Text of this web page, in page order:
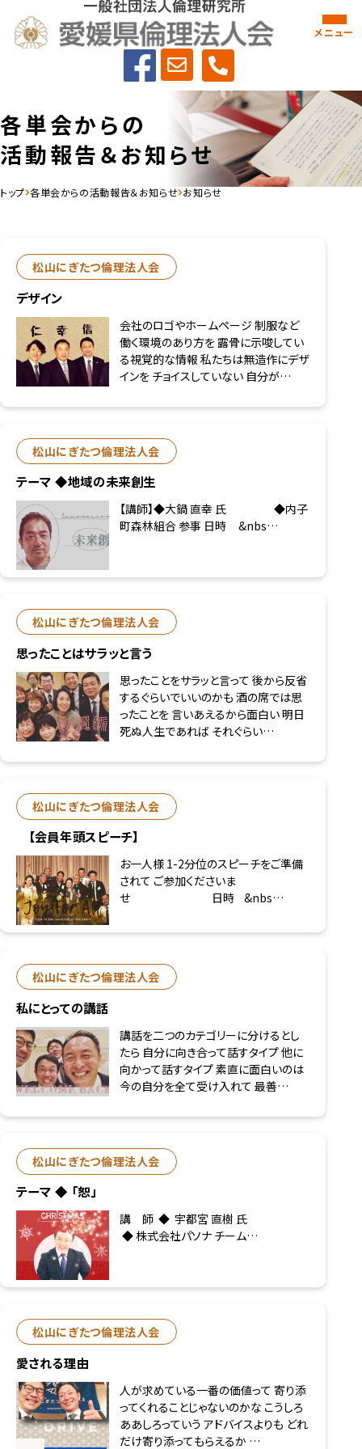
メニュー
各単会からの
活動報告＆お知らせ
トップ 各単会からの活動報告＆お知らせ お知らせ
松山にぎたつ倫理法人会
デザイン
会社のロゴやホームページ 制服など
働く環境のあり方を 露骨に示唆してい
る視覚的な情報 私たちは無造作にデザ
インを チョイスしていない 自分が…
松山にぎたつ倫理法人会
テーマ ◆地域の未来創生
【講師】◆大鍋 直幸 氏 ◆内子
町森林組合 参事 日時 &nbs…
松山にぎたつ倫理法人会
思ったことはサラッと言う
思ったことをサラッと言って 後から反省
するぐらいでいいのかも 酒の席では思
ったことを 言いあえるから面白い 明日
死ぬ人生であれば それぐらい…
松山にぎたつ倫理法人会
【会員年頭スピーチ】
お一人様 1-2分位のスピーチをご準備
されて ご参加くださいま
せ 日時 &nbs…
松山にぎたつ倫理法人会
私にとっての講話
講話を二つのカテゴリーに分けるとし
たら 自分に向き合って話すタイプ 他に
向かって話すタイプ 素直に面白いのは
今の自分を全て受け入れて 最善…
松山にぎたつ倫理法人会
テーマ ◆ 「恕」
講 師 ◆ 宇都宮 直樹 氏
◆ 株式会社パソナ チーム…
松山にぎたつ倫理法人会
愛される理由
人が求めている一番の価値って 寄り添
ってくれることじゃないのかな こうしろ
ああしろっていう アドバイスよりも どれ
だけ寄り添ってもらえるか …